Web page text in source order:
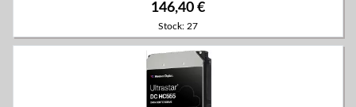
146,40 €
Stock: 27